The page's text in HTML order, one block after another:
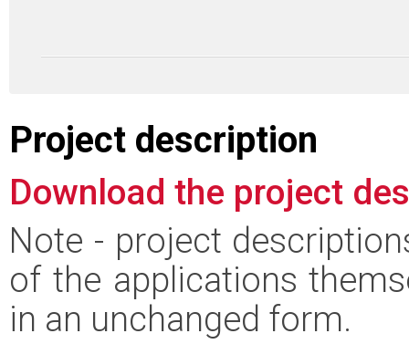
Project description
Download the project
Note - project
of the applications
in an unchanged form.